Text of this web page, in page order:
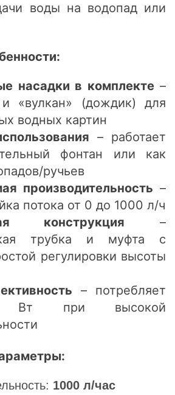
воды на водопад или
насадки в комплекте–
«вулкан» (дождик) для
водных картин
– работает
фонтан или как
ручьев
производительность –
потока от 0 до 1000 л/ч
конструкция –
трубка и муфта с
регулировки высоты
– потребляет
Вт при высокой
1000 л/час